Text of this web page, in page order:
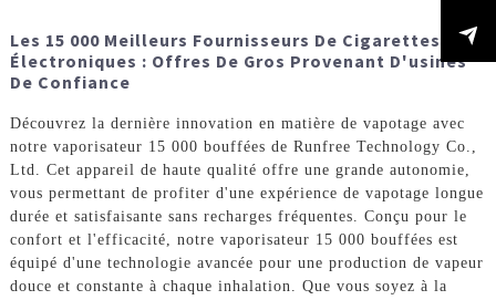
Les 15 000 Meilleurs Fournisseurs De Cigarettes
Électroniques : Offres De Gros Provenant D'usines
De Confiance
Découvrez la dernière innovation en matière de vapotage avec
notre vaporisateur 15 000 bouffées de Runfree Technology Co.,
Ltd. Cet appareil de haute qualité offre une grande autonomie,
vous permettant de profiter d'une expérience de vapotage longue
durée et satisfaisante sans recharges fréquentes. Conçu pour le
confort et l'efficacité, notre vaporisateur 15 000 bouffées est
équipé d'une technologie avancée pour une production de vapeur
douce et constante à chaque inhalation. Que vous soyez à la